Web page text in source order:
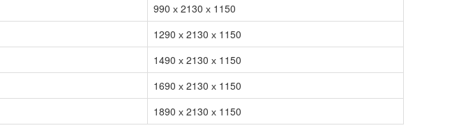
990 х 2130 х 1150
1290 х 2130 х 1150
1490 х 2130 х 1150
1690 х 2130 х 1150
1890 х 2130 х 1150